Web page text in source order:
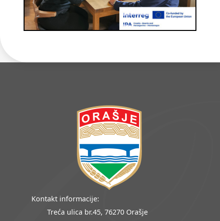
Kontakt informacije:
Treća ulica br.45, 76270 Orašje